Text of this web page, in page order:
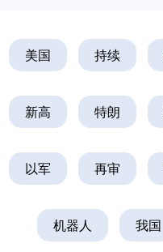
美国 持续
新高 特朗
以军 再审
机器人 我国